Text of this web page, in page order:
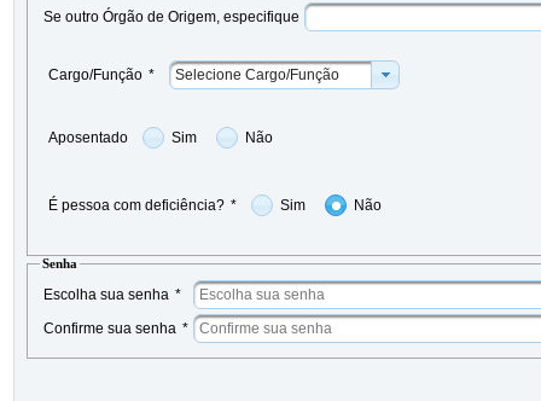
Se outro Órgão de Origem, especifique
Cargo/Função * Selecione Cargo/Função
Aposentado Sim Não
É pessoa com deficiência? * Sim Não
Senha
Escolha sua senha *
Confirme sua senha *